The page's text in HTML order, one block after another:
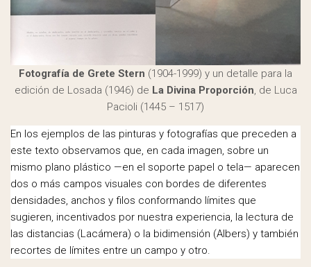
Fotografía de Grete Stern (1904-1999) y un detalle para la
edición de Losada (1946) de La Divina Proporción, de Luca
Pacioli (1445 – 1517)
En los ejemplos de las pinturas y fotografías que preceden a
este texto observamos que, en cada imagen, sobre un
mismo plano plástico —en el soporte papel o tela— aparecen
dos o más campos visuales con bordes de diferentes
densidades, anchos y filos conformando límites que
sugieren, incentivados por nuestra experiencia, la lectura de
las distancias (Lacámera) o la bidimensión (Albers) y también
recortes de límites entre un campo y otro.